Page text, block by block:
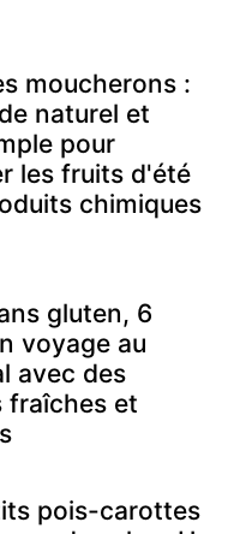
moucherons :
naturel et
pour
les fruits d'été
chimiques
gluten, 6
voyage au
avec des
fraîches et
pois-carottes